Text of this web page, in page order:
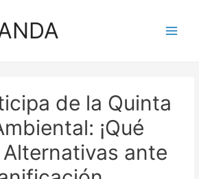
de la Quinta
¡Qué
ante